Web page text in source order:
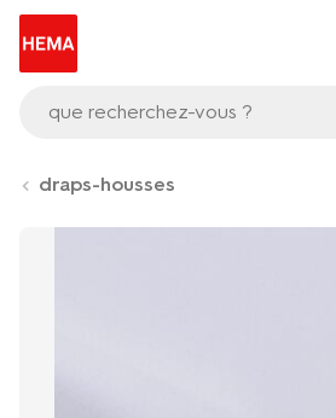
que recherchez-vous ?
draps-housses